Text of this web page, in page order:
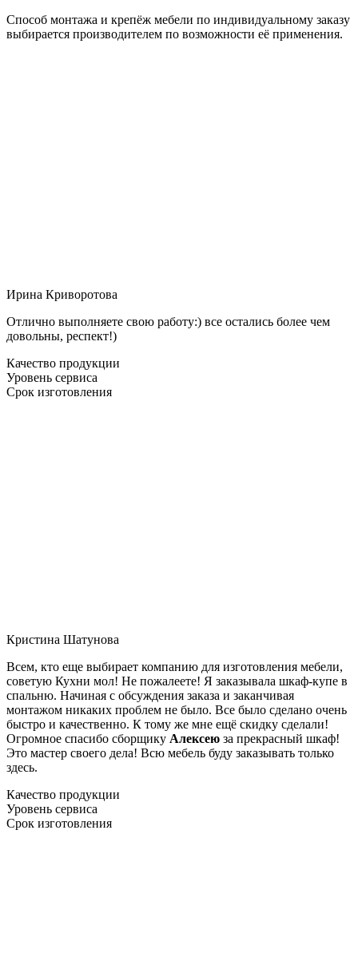
Способ монтажа и крепёж мебели по индивидуальному заказу
выбирается производителем по возможности её применения.
Ирина Криворотова
Отлично выполняете свою работу:) все остались более чем
довольны, респект!)
Качество продукции
Уровень сервиса
Срок изготовления
Кристина Шатунова
Всем, кто еще выбирает компанию для изготовления мебели,
советую Кухни мол! Не пожалеете! Я заказывала шкаф-купе в
спальню. Начиная с обсуждения заказа и заканчивая
монтажом никаких проблем не было. Все было сделано очень
быстро и качественно. К тому же мне ещё скидку сделали!
Огромное спасибо сборщику Алексею за прекрасный шкаф!
Это мастер своего дела! Всю мебель буду заказывать только
здесь.
Качество продукции
Уровень сервиса
Срок изготовления